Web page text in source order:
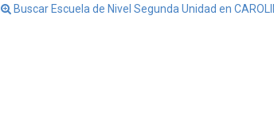
Buscar Escuela de Nivel Segunda Unidad en